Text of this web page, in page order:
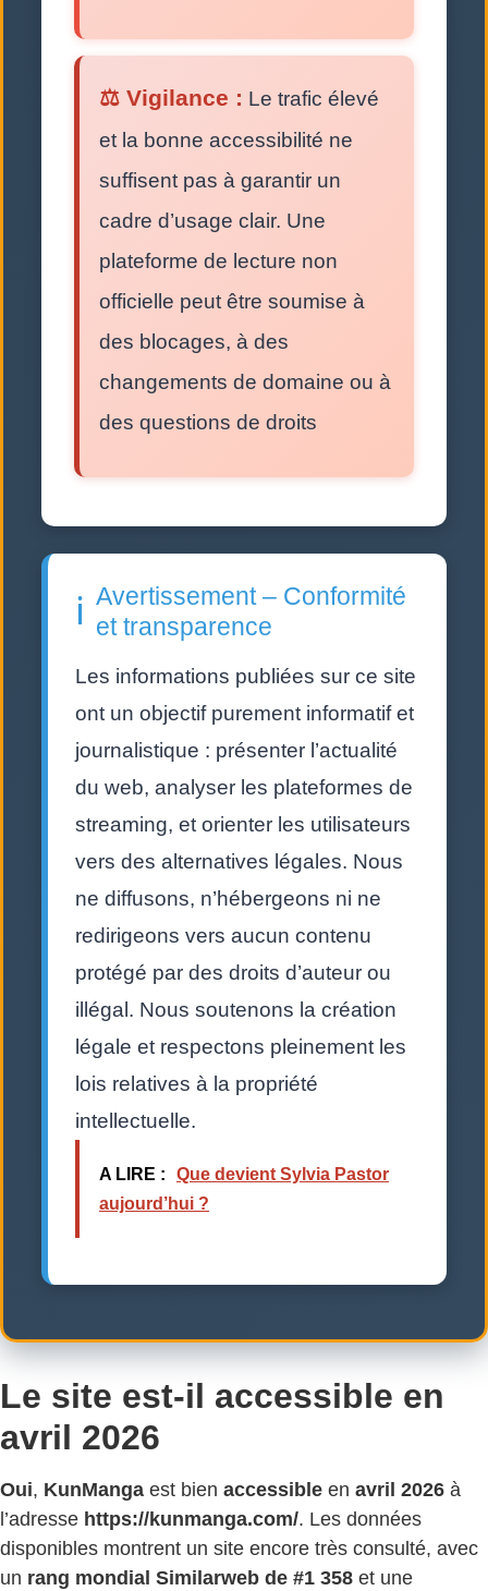
⚖️ Vigilance : Le trafic élevé
et la bonne accessibilité ne
suffisent pas à garantir un
cadre d’usage clair. Une
plateforme de lecture non
officielle peut être soumise à
des blocages, à des
changements de domaine ou à
des questions de droits
ℹ️ Avertissement – Conformité
et transparence
Les informations publiées sur ce site
ont un objectif purement informatif et
journalistique : présenter l’actualité
du web, analyser les plateformes de
streaming, et orienter les utilisateurs
vers des alternatives légales. Nous
ne diffusons, n’hébergeons ni ne
redirigeons vers aucun contenu
protégé par des droits d’auteur ou
illégal. Nous soutenons la création
légale et respectons pleinement les
lois relatives à la propriété
intellectuelle.
A LIRE :
Que devient Sylvia Pastor
aujourd’hui ?
Le site est-il accessible en
avril 2026
Oui, KunManga est bien accessible en avril 2026 à
l’adresse https://kunmanga.com/. Les données
disponibles montrent un site encore très consulté, avec
un rang mondial Similarweb de #1 358 et une